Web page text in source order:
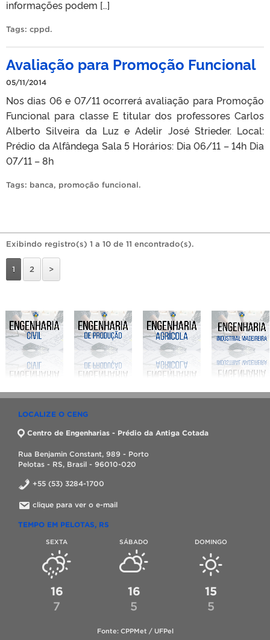
informações podem […]
Tags: cppd.
Avaliação para Promoção Funcional
05/11/2014
Nos dias 06 e 07/11 ocorrerá avaliação para Promoção
Funcional para classe E titular dos professores Carlos
Alberto Silveira da Luz e Adelir José Strieder. Local:
Prédio da Alfândega Sala 5 Horários: Dia 06/11 – 14h Dia
07/11 – 8h
Tags: banca, promoção funcional.
Exibindo registro(s) 1 a 10 de 11 encontrado(s).
1 2 >
LOCALIZE O CENG
Centro de Engenharias - Prédio da Antiga Cotada
Rua Benjamin Constant, 989 - Porto
Pelotas - RS, Brasil - 96010-020
+55 (53) 3284-1700
clique para ver o e-mail
TEMPO EM PELOTAS, RS
SEXTA
16
7
SÁBADO
16
5
DOMINGO
15
5
Fonte: CPPMet / UFPel